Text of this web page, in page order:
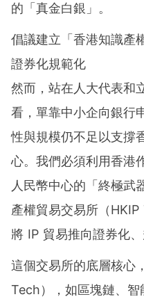
的「真金白銀」。
倡議建立「香港知識產
證券化規範化
然而，站在人大代表和
看，單靠中小企向銀行
性與規模仍不足以支撐
心。我們必須利用香港
人民幣中心的「終極武
產權貿易交易所（
將 IP 貿易推向證券化
這個交易所的底層核心
Tech），如區塊鏈、